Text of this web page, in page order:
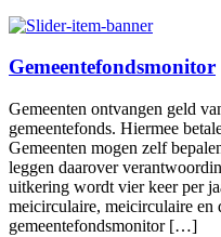
Gemeentefondsmonitor
Gemeenten ontvangen geld
gemeentefonds. Hiermee
Gemeenten mogen zelf
leggen daarover
uitkering wordt vier keer per
meicirculaire, meicirculaire en
gemeentefondsmonitor […]